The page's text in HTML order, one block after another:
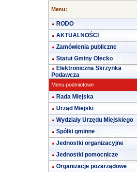
Menu:
RODO
AKTUALNOŚCI
Zamówienia publiczne
Statut Gminy Olecko
Elektroniczna Skrzynka
Podawcza
Menu podmiotowe
Rada Miejska
Urząd Miejski
Wydziały Urzędu Miejskiego
Spółki gminne
Jednostki organizacyjne
Jednostki pomocnicze
Organizacje pozarządowe